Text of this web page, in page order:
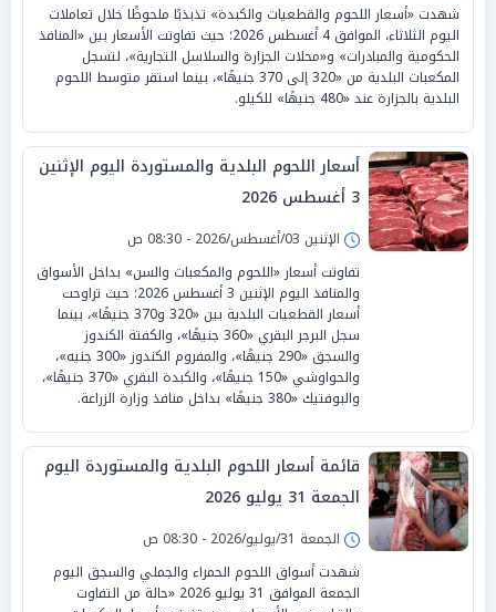
شهدت «أسعار اللحوم والقطعيات والكبدة» تذبذبًا ملحوظًا خلال تعاملات
اليوم الثلاثاء، الموافق 4 أغسطس 2026؛ حيث تفاوتت الأسعار بين «المنافذ
الحكومية والمبادرات» و«محلات الجزارة والسلاسل التجارية»، لتسجل
المكعبات البلدية من «320 إلى 370 جنيهًا»، بينما استقر متوسط اللحوم
البلدية بالجزارة عند «480 جنيهًا» للكيلو.
أسعار اللحوم البلدية والمستوردة اليوم الإثنين
3 أغسطس 2026
الإثنين 03/أغسطس/2026 - 08:30 ص
تفاوتت أسعار «اللحوم والمكعبات والسن» بداخل الأسواق
والمنافذ اليوم الإثنين 3 أغسطس 2026؛ حيث تراوحت
أسعار القطعيات البلدية بين «320 و370 جنيهًا»، بينما
سجل البرجر البقري «360 جنيهًا»، والكفتة الكندوز
والسجق «290 جنيهًا»، والمفروم الكندوز «300 جنيه»،
والحواوشي «150 جنيهًا»، والكبدة البقري «370 جنيهًا»،
والبوفتيك «380 جنيهًا» بداخل منافذ وزارة الزراعة.
قائمة أسعار اللحوم البلدية والمستوردة اليوم
الجمعة 31 يوليو 2026
الجمعة 31/يوليو/2026 - 08:30 ص
شهدت أسواق اللحوم الحمراء والجملي والسجق اليوم
الجمعة الموافق 31 يوليو 2026 «حالة من التفاوت